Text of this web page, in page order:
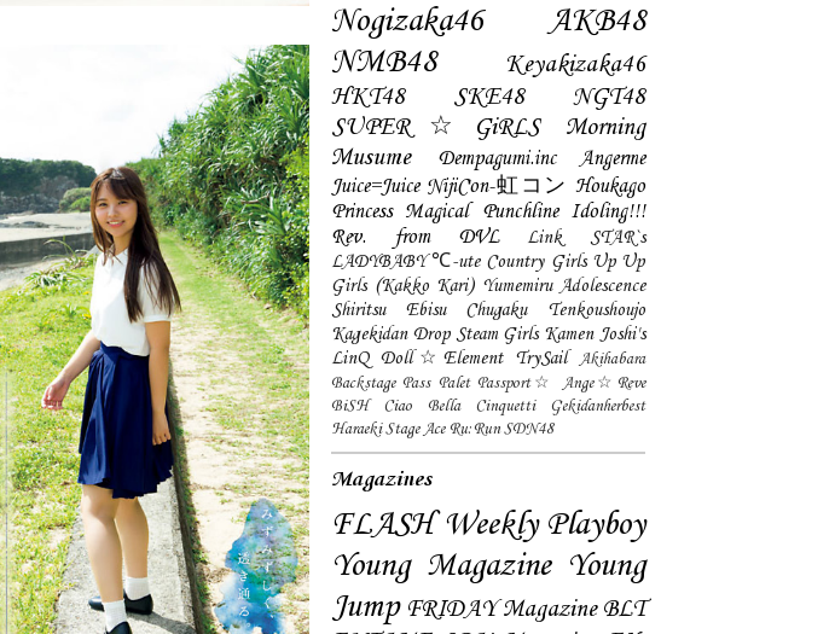
Nogizaka46
AKB48
NMB48
Keyakizaka46
HKT48
SKE48
NGT48
SUPER☆GiRLS
Morning
Musume
Dempagumi.inc
Angerme
Juice=Juice NijiCon-虹コン Houkago
Princess Magical Punchline Idoling!!!
Rev. from DVL
Link STAR`s
LADYBABY ℃-ute Country Girls Up Up
Girls (Kakko Kari) Yumemiru Adolescence
Shiritsu Ebisu Chugaku
Tenkoushoujo
Kagekidan Drop Steam Girls Kamen Joshi's
LinQ Doll☆Element TrySail
Akihabara
Backstage Pass Palet Passport☆
Ange☆Reve
BiSH
Ciao Bella Cinquetti
Gekidanherbest
Haraeki Stage Ace Ru:Run SDN48
Magazines
FLASH Weekly Playboy
Young Magazine Young
Jump FRIDAY Magazine BLT